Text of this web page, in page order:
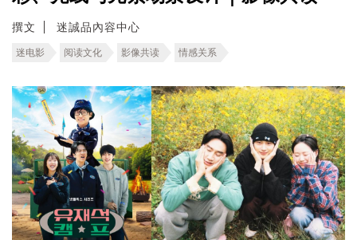
撰文 迷誠品內容中心
迷电影 阅读文化 影像共读 情感关系